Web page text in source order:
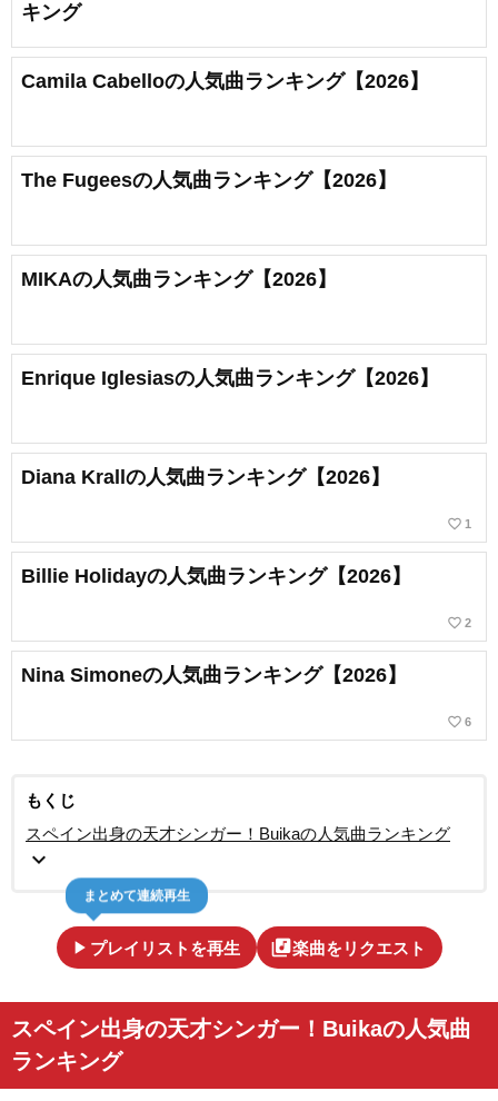
キング
Camila Cabelloの人気曲ランキング【2026】
The Fugeesの人気曲ランキング【2026】
MIKAの人気曲ランキング【2026】
Enrique Iglesiasの人気曲ランキング【2026】
Diana Krallの人気曲ランキング【2026】
favorite_border 1
Billie Holidayの人気曲ランキング【2026】
favorite_border 2
Nina Simoneの人気曲ランキング【2026】
favorite_border 6
もくじ
スペイン出身の天才シンガー！Buikaの人気曲ランキング
expand_more
play_arrow プレイリストを再生
まとめて連続再生
library_music楽曲をリクエスト
スペイン出身の天才シンガー！Buikaの人気曲
ランキング